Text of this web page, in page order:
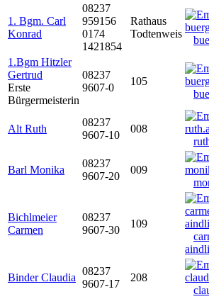
1. Bgm. Carl
Konrad
08237
959156
0174
1421854
Rathaus
Todtenweis
1.Bgm Hitzler
Gertrud
Erste
Bürgermeisterin
08237
9607-0
105
Alt Ruth
08237
9607-10
008
Barl Monika
08237
9607-20
009
Bichlmeier
Carmen
08237
9607-30
109
Binder Claudia
08237
9607-17
208